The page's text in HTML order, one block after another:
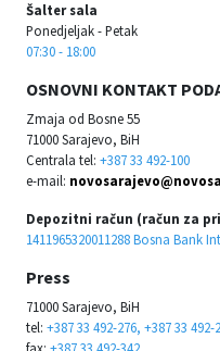
Šalter sala
Ponedjeljak - Petak
07:30 - 18:00
OSNOVNI KONTAKT
Zmaja od Bosne 55
71000 Sarajevo, BiH
Centrala tel: +387 33 492-100
e-mail:
Depozitni račun (račun za
1411965320011288 Bosna Bank
Press
71000 Sarajevo, BiH
tel: +387 33 492-276, +387 33 492-